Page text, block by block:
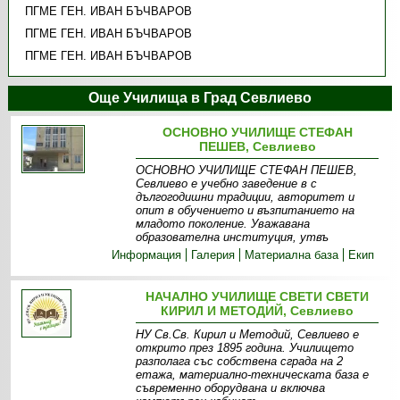
ПГМЕ ГЕН. ИВАН БЪЧВАРОВ
ПГМЕ ГЕН. ИВАН БЪЧВАРОВ
ПГМЕ ГЕН. ИВАН БЪЧВАРОВ
Още Училища в Град Севлиево
ОСНОВНО УЧИЛИЩЕ СТЕФАН
ПЕШЕВ, Севлиево
ОСНОВНО УЧИЛИЩЕ СТЕФАН ПЕШЕВ,
Севлиево е учебно заведение в с
дългогодишни традиции, авторитет и
опит в обучението и възпитанието на
младото поколение. Уважавана
образователна институция, утвъ
Информация
Галерия Материална база Екип
НАЧАЛНО УЧИЛИЩЕ СВЕТИ СВЕТИ
КИРИЛ И МЕТОДИЙ, Севлиево
НУ Св.Св. Кирил и Методий, Севлиево е
открито през 1895 година. Училището
разполага със собствена сграда на 2
етажа, материално-техническата база е
съвременно оборудвана и включва